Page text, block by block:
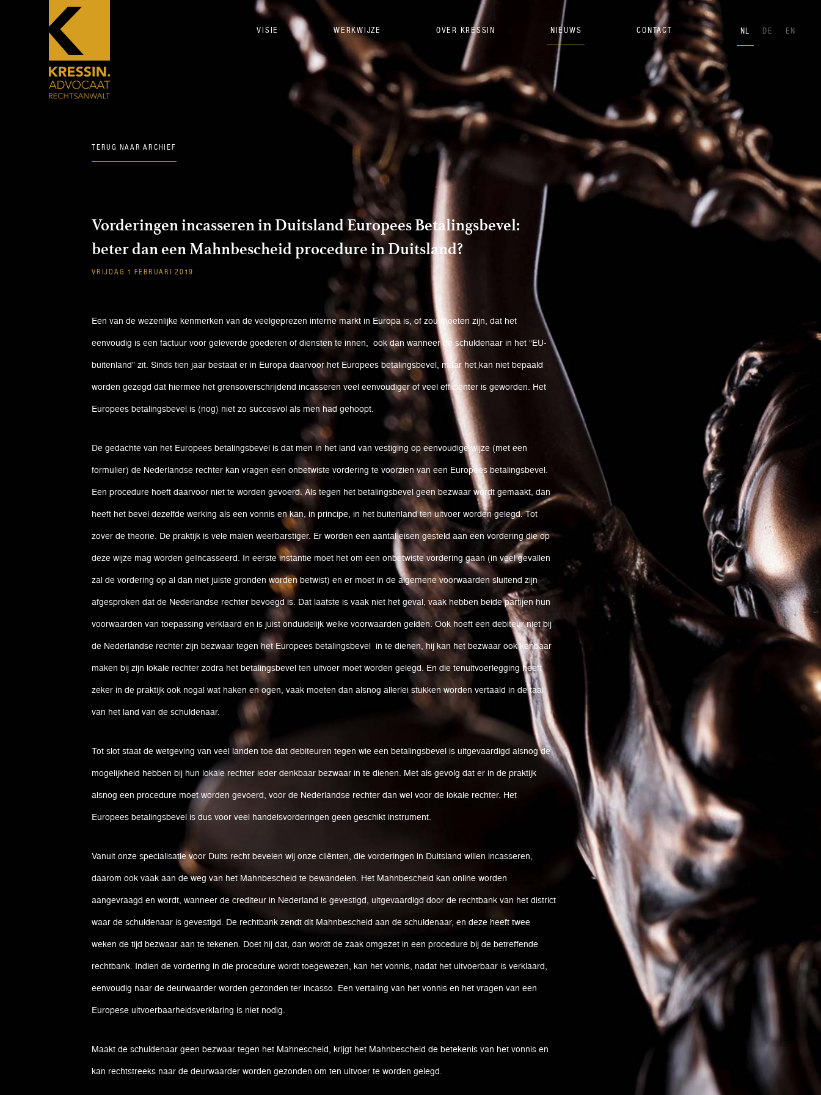
VISIE WERKWIJZE OVER KRESSIN NIEUWS CONTACT NL DE EN
TERUG NAAR ARCHIEF
Vorderingen incasseren in Duitsland Europees Betalingsbevel:
beter dan een Mahnbescheid procedure in Duitsland?
VRIJDAG 1 FEBRUARI 2019
Een van de wezenlijke kenmerken van de veelgeprezen interne markt in Europa is, of zou moeten zijn, dat het
eenvoudig is een factuur voor geleverde goederen of diensten te innen, ook dan wanneer de schuldenaar in het “EU-
buitenland” zit. Sinds tien jaar bestaat er in Europa daarvoor het Europees betalingsbevel, maar het kan niet bepaald
worden gezegd dat hiermee het grensoverschrijdend incasseren veel eenvoudiger of veel efficiënter is geworden. Het
Europees betalingsbevel is (nog) niet zo succesvol als men had gehoopt.
De gedachte van het Europees betalingsbevel is dat men in het land van vestiging op eenvoudige wijze (met een
formulier) de Nederlandse rechter kan vragen een onbetwiste vordering te voorzien van een Europees betalingsbevel.
Een procedure hoeft daarvoor niet te worden gevoerd. Als tegen het betalingsbevel geen bezwaar wordt gemaakt, dan
heeft het bevel dezelfde werking als een vonnis en kan, in principe, in het buitenland ten uitvoer worden gelegd. Tot
zover de theorie. De praktijk is vele malen weerbarstiger. Er worden een aantal eisen gesteld aan een vordering die op
deze wijze mag worden geïncasseerd. In eerste instantie moet het om een onbetwiste vordering gaan (in veel gevallen
zal de vordering op al dan niet juiste gronden worden betwist) en er moet in de algemene voorwaarden sluitend zijn
afgesproken dat de Nederlandse rechter bevoegd is. Dat laatste is vaak niet het geval, vaak hebben beide partijen hun
voorwaarden van toepassing verklaard en is juist onduidelijk welke voorwaarden gelden. Ook hoeft een debiteur niet bij
de Nederlandse rechter zijn bezwaar tegen het Europees betalingsbevel in te dienen, hij kan het bezwaar ook kenbaar
maken bij zijn lokale rechter zodra het betalingsbevel ten uitvoer moet worden gelegd. En die tenuitvoerlegging heeft
zeker in de praktijk ook nogal wat haken en ogen, vaak moeten dan alsnog allerlei stukken worden vertaald in de taal
van het land van de schuldenaar.
Tot slot staat de wetgeving van veel landen toe dat debiteuren tegen wie een betalingsbevel is uitgevaardigd alsnog de
mogelijkheid hebben bij hun lokale rechter ieder denkbaar bezwaar in te dienen. Met als gevolg dat er in de praktijk
alsnog een procedure moet worden gevoerd, voor de Nederlandse rechter dan wel voor de lokale rechter. Het
Europees betalingsbevel is dus voor veel handelsvorderingen geen geschikt instrument.
Vanuit onze specialisatie voor Duits recht bevelen wij onze cliënten, die vorderingen in Duitsland willen incasseren,
daarom ook vaak aan de weg van het Mahnbescheid te bewandelen. Het Mahnbescheid kan online worden
aangevraagd en wordt, wanneer de crediteur in Nederland is gevestigd, uitgevaardigd door de rechtbank van het district
waar de schuldenaar is gevestigd. De rechtbank zendt dit Mahnbescheid aan de schuldenaar, en deze heeft twee
weken de tijd bezwaar aan te tekenen. Doet hij dat, dan wordt de zaak omgezet in een procedure bij de betreffende
rechtbank. Indien de vordering in die procedure wordt toegewezen, kan het vonnis, nadat het uitvoerbaar is verklaard,
eenvoudig naar de deurwaarder worden gezonden ter incasso. Een vertaling van het vonnis en het vragen van een
Europese uitvoerbaarheidsverklaring is niet nodig.
Maakt de schuldenaar geen bezwaar tegen het Mahnescheid, krijgt het Mahnbescheid de betekenis van het vonnis en
kan rechtstreeks naar de deurwaarder worden gezonden om ten uitvoer te worden gelegd.